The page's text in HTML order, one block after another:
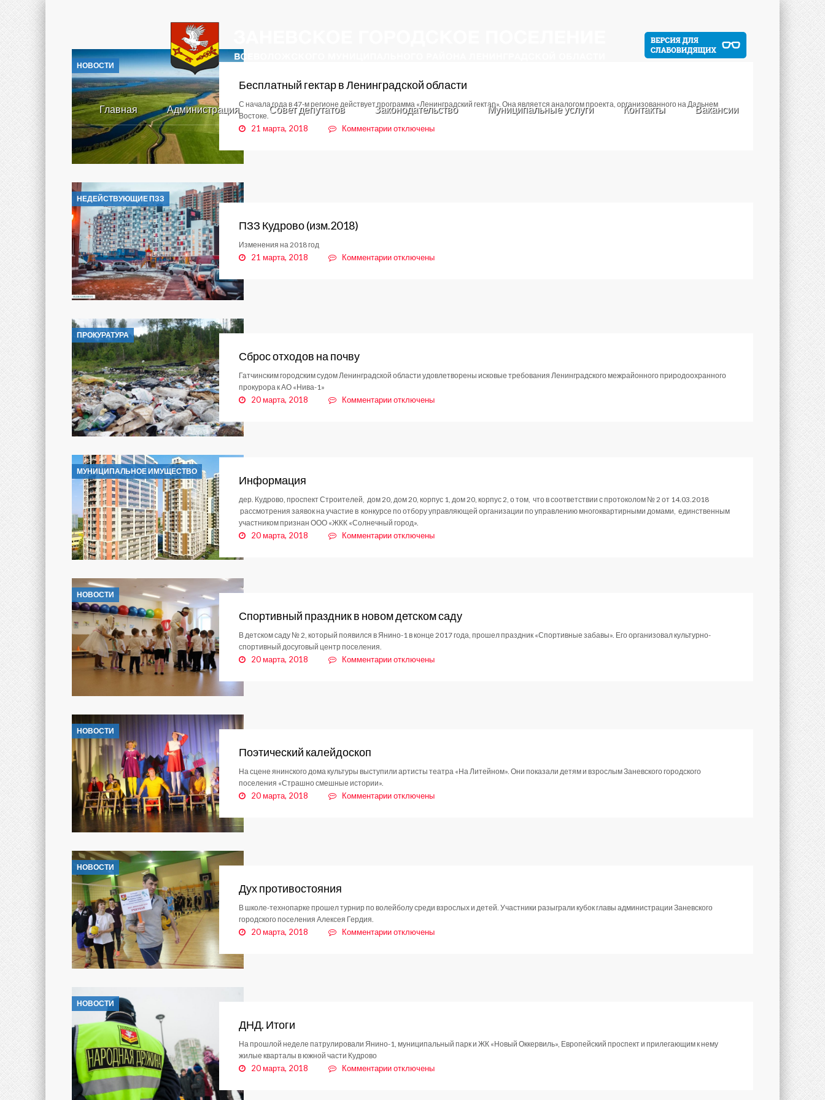
Главная Администрация Совет депутатов Законодательство Муниципальные услуги Контакты Вакансии
НОВОСТИ
Бесплатный гектар в Ленинградской области
С начала года в 47-м регионе действует программа «Ленинградский гектар». Она является аналогом проекта, организованного на Дальнем
Востоке.
21 марта, 2018 Комментариикотключены
НЕДЕЙСТВУЮЩИЕ ПЗЗ
ПЗЗ Кудрово (изм.2018)
Изменения на 2018 год
21 марта, 2018 Комментариикотключены
ПРОКУРАТУРА
Сброс отходов на почву
Гатчинским городским судом Ленинградской области удовлетворены исковые требования Ленинградского межрайонного природоохранного
прокурора к АО «Нива-1»
20 марта, 2018 Комментариикотключены
МУНИЦИПАЛЬНОЕ ИМУЩЕСТВО
Информация
дер. Кудрово, проспект Строителей, дом 20, дом 20, корпус 1, дом 20, корпус 2, о том, что в соответствии с протоколом № 2 от 14.03.2018
рассмотрения заявок на участие в конкурсе по отбору управляющей организации по управлению многоквартирными домами, единственным
участником признан ООО «ЖКК «Солнечный город».
20 марта, 2018 Комментариикотключены
НОВОСТИ
Спортивный праздник в новом детском саду
В детском саду № 2, который появился в Янино-1 в конце 2017 года, прошел праздник «Спортивные забавы». Его организовал культурно-
спортивный досуговый центр поселения.
20 марта, 2018 Комментариикотключены
НОВОСТИ
Поэтический калейдоскоп
На сцене янинского дома культуры выступили артисты театра «На Литейном». Они показали детям и взрослым Заневского городского
поселения «Страшно смешные истории».
20 марта, 2018 Комментариикотключены
НОВОСТИ
Дух противостояния
В школе-технопарке прошел турнир по волейболу среди взрослых и детей. Участники разыграли кубок главы администрации Заневского
городского поселения Алексея Гердия.
20 марта, 2018 Комментариикотключены
НОВОСТИ
ДНД. Итоги
На прошлой неделе патрулировали Янино-1, муниципальный парк и ЖК «Новый Оккервиль», Европейский проспект и прилегающим к нему
жилые кварталы в южной части Кудрово
20 марта, 2018 Комментариикотключены